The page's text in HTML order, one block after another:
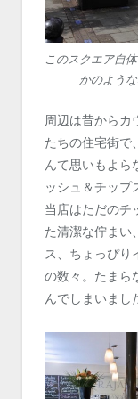
このスクエア自
かのよう
周辺は昔からカ
たちの住宅街で
んて思いもよら
ッシュ＆チップ
当店はただのチ
た清潔な佇まい
ス、ちょっぴり
の数々。たまら
んでしまいまし